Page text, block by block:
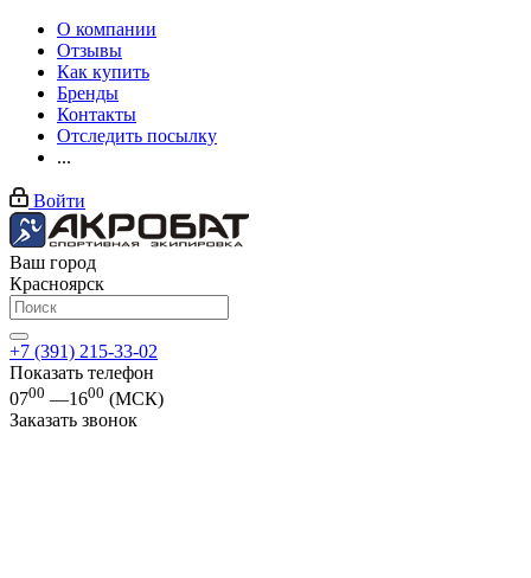
О компании
Отзывы
Как купить
Бренды
Контакты
Отследить посылку
...
Войти
Ваш город
Красноярск
+7 (391) 215-33-02
Показать телефон
0700 —1600 (МСК)
Заказать звонок